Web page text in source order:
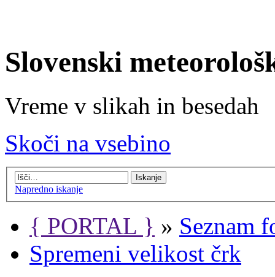
Slovenski
Vreme v slikah in besedah
Skoči na vsebino
Napredno iskanje
{ PORTAL } » Seznam
Spremeni velikost črk